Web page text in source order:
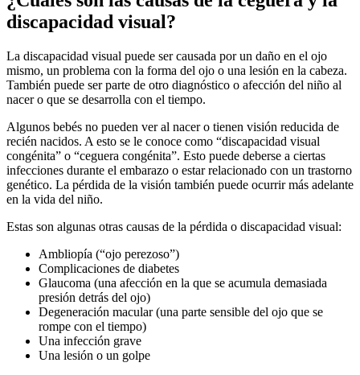
discapacidad visual?
La discapacidad visual puede ser causada por un daño en el ojo
mismo, un problema con la forma del ojo o una lesión en la cabeza.
También puede ser parte de otro diagnóstico o afección del niño al
nacer o que se desarrolla con el tiempo.
Algunos bebés no pueden ver al nacer o tienen visión reducida de
recién nacidos. A esto se le conoce como “discapacidad visual
congénita” o “ceguera congénita”. Esto puede deberse a ciertas
infecciones durante el embarazo o estar relacionado con un trastorno
genético. La pérdida de la visión también puede ocurrir más adelante
en la vida del niño.
Estas son algunas otras causas de la pérdida o discapacidad visual:
Ambliopía (“ojo perezoso”)
Complicaciones de diabetes
Glaucoma (una afección en la que se acumula demasiada
presión detrás del ojo)
Degeneración macular (una parte sensible del ojo que se
rompe con el tiempo)
Una infección grave
Una lesión o un golpe